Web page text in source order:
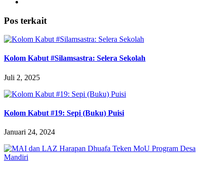
Pos terkait
Kolom Kabut #Silamsastra: Selera Sekolah
Juli 2, 2025
Kolom Kabut #19: Sepi (Buku) Puisi
Januari 24, 2024